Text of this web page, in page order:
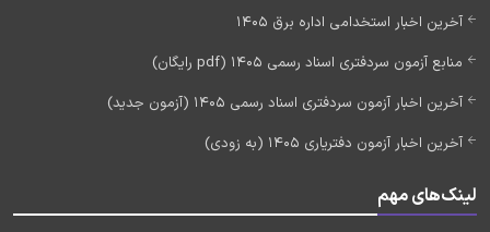
آخرین اخبار استخدامی اداره برق 1405
منابع آزمون سردفتری اسناد رسمی 1405 (pdf رایگان)
آخرین اخبار آزمون سردفتری اسناد رسمی 1405 (آزمون جدید)
آخرین اخبار آزمون دفتریاری 1405 (به زودی)
لینک‌های مهم